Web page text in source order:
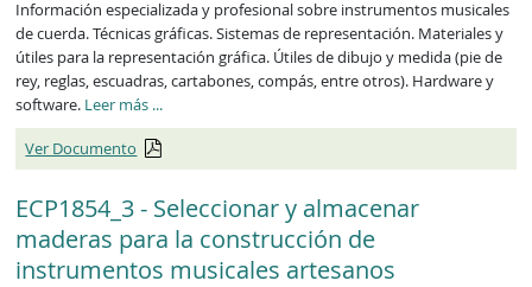
Información especializada y profesional sobre instrumentos musicales
de cuerda. Técnicas gráficas. Sistemas de representación. Materiales y
útiles para la representación gráfica. Útiles de dibujo y medida (pie de
rey, reglas, escuadras, cartabones, compás, entre otros). Hardware y
software. Leer más ECP1853_3
...
Ver Documento
ECP1854_3 - Seleccionar y almacenar
maderas para la construcción de
instrumentos musicales artesanos